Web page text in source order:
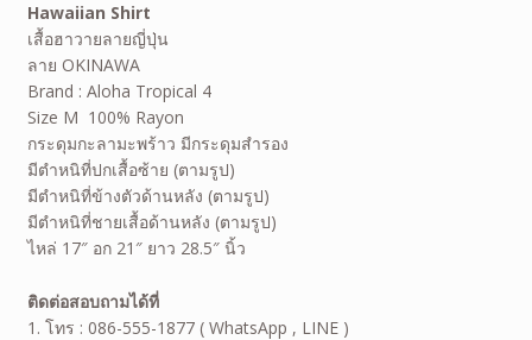
Hawaiian Shirt
เสื้อฮาวายลายญี่ปุ่น
ลาย OKINAWA
Brand : Aloha Tropical 4
Size M 100% Rayon
กระดุมกะลามะพร้าว มีกระดุมสำรอง
มีตำหนิที่ปกเสื้อซ้าย (ตามรูป)
มีตำหนิที่ข้างตัวด้านหลัง (ตามรูป)
มีตำหนิที่ชายเสื้อด้านหลัง (ตามรูป)
ไหล่ 17″ อก 21″ ยาว 28.5″ นิ้ว
ติดต่อสอบถามได้ที่
1. โทร : 086-555-1877 ( WhatsApp , LINE )